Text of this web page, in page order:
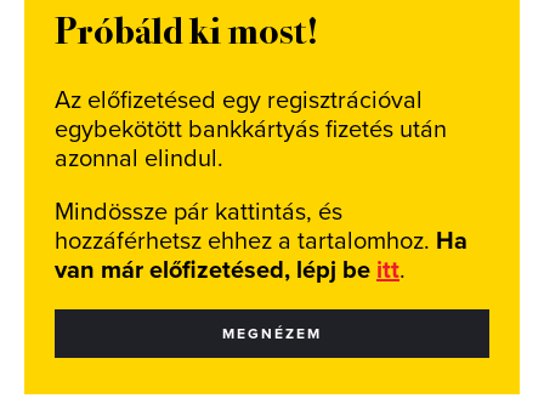
Próbáld ki most!
Az előfizetésed egy regisztrációval
egybekötött bankkártyás fizetés után
azonnal elindul.
Mindössze pár kattintás, és
hozzáférhetsz ehhez a tartalomhoz. Ha
van már előfizetésed, lépj be itt.
MEGNÉZEM